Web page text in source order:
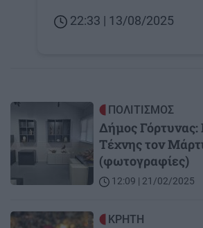
22:33 | 13/08/2025
Image ΠΟΛΙΤΙΣΜΟΣ
Δήμος
Τέχνης τον
(φωτογραφίες)
12:09 | 21/02/2025
Image ΚΡΗΤΗ